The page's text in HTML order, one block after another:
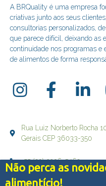
Não perca as
alimentício!
A BRQuality é uma empresa
criativas junto aos seus
consultorias personalizados,
que parece difícil, deixando as
continuidade nos programas e
de alimentos de forma
Rua Luiz Norberto Rocha
Gerais CEP 36033-350
+55 (32) 3236-5469
Nós usamos cookies e